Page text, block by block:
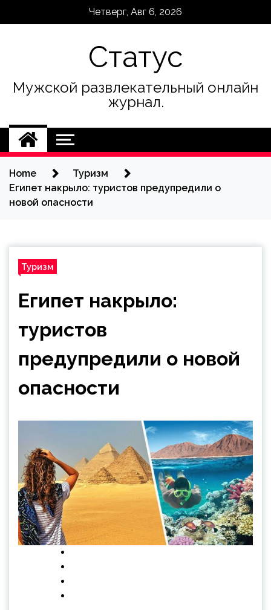
Четверг, Авг 6, 2026
Статус
Мужской развлекательный онлайн
журнал.
Home
Туризм
Египет накрыло: туристов предупредили о
новой опасности
Туризм
Египет накрыло:
туристов
предупредили о новой
опасности